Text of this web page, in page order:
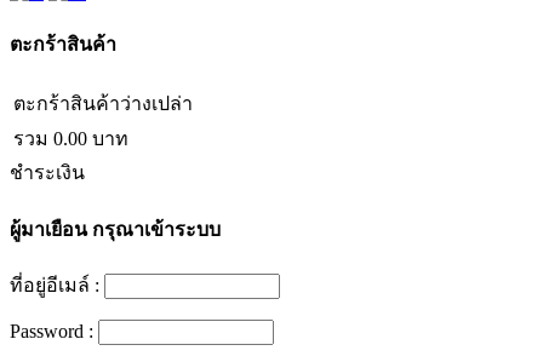
ตะกร้าสินค้า
ตะกร้าสินค้าว่างเปล่า
รวม 0.00 บาท
ชำระเงิน
ผู้มาเยือนกรุณาเข้าระบบ
ที่อยู่อีเมล์ :
Password :